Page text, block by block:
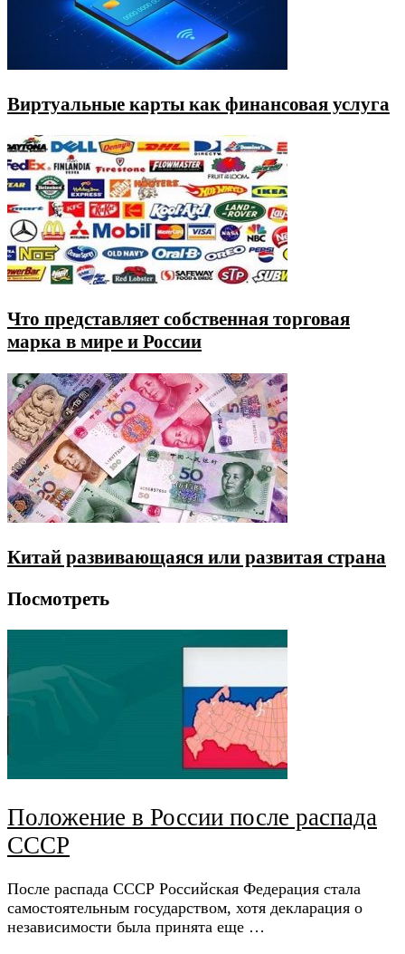
Виртуальные карты как финансовая услуга
Что представляет собственная торговая
марка в мире и России
Китай развивающаяся или развитая страна
Посмотреть
Положение в России после распада
СССР
После распада СССР Российская Федерация стала
самостоятельным государством, хотя декларация о
независимости была принята еще …